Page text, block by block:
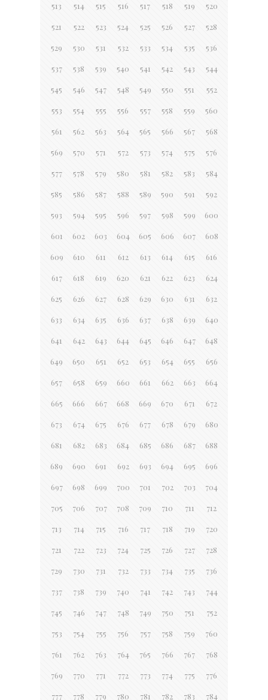
513 514 515 516 517 518 519 520
521 522 523 524 525 526 527 528
529 530 531 532 533 534 535 536
537 538 539 540 541 542 543 544
545 546 547 548 549 550 551 552
553 554 555 556 557 558 559 560
561 562 563 564 565 566 567 568
569 570 571 572 573 574 575 576
577 578 579 580 581 582 583 584
585 586 587 588 589 590 591 592
593 594 595 596 597 598 599 600
601 602 603 604 605 606 607 608
609 610 611 612 613 614 615 616
617 618 619 620 621 622 623 624
625 626 627 628 629 630 631 632
633 634 635 636 637 638 639 640
641 642 643 644 645 646 647 648
649 650 651 652 653 654 655 656
657 658 659 660 661 662 663 664
665 666 667 668 669 670 671 672
673 674 675 676 677 678 679 680
681 682 683 684 685 686 687 688
689 690 691 692 693 694 695 696
697 698 699 700 701 702 703 704
705 706 707 708 709 710 711 712
713 714 715 716 717 718 719 720
721 722 723 724 725 726 727 728
729 730 731 732 733 734 735 736
737 738 739 740 741 742 743 744
745 746 747 748 749 750 751 752
753 754 755 756 757 758 759 760
761 762 763 764 765 766 767 768
769 770 771 772 773 774 775 776
777 778 779 780 781 782 783 784